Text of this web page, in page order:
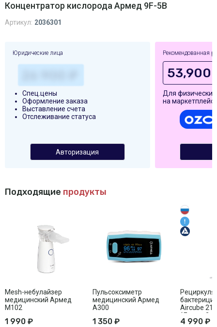
Концентратор кислорода Армед 9F-5B
Артикул: 2036301
Юридические лица
Спец.цены
Оформление заказа
Выставление счета
Отслеживание статуса
Авторизация
Рекомендованная
53,900
Для
на
Подходящие продукты
Mesh-небулайзер
медицинский Армед
M102
1 990 ₽
Пульсоксиметр
медицинский Армед
A300
1 350 ₽
Aircube
(Лампа
4 990 ₽